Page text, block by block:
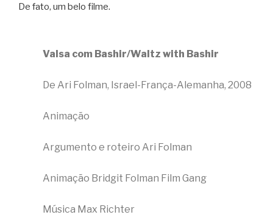
De fato, um belo filme.
Valsa com Bashir/Waltz with Bashir
De Ari Folman, Israel-França-Alemanha, 2008
Animação
Argumento e roteiro Ari Folman
Animação Bridgit Folman Film Gang
Música Max Richter